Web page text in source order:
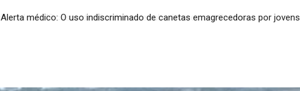
Alerta médico: O uso indiscriminado de canetas emagrecedoras por jovens